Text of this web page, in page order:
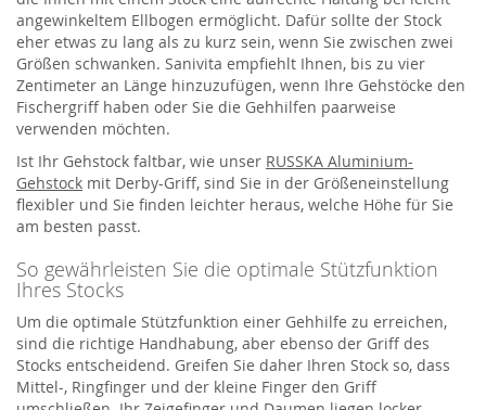
angewinkeltem Ellbogen ermöglicht. Dafür sollte der Stock
eher etwas zu lang als zu kurz sein, wenn Sie zwischen zwei
Größen schwanken. Sanivita empfiehlt Ihnen, bis zu vier
Zentimeter an Länge hinzuzufügen, wenn Ihre Gehstöcke den
Fischergriff haben oder Sie die Gehhilfen paarweise
verwenden möchten.
Ist Ihr Gehstock faltbar, wie unser RUSSKA Aluminium-
Gehstock mit Derby-Griff, sind Sie in der Größeneinstellung
flexibler und Sie finden leichter heraus, welche Höhe für Sie
am besten passt.
So gewährleisten Sie die optimale Stützfunktion
Ihres Stocks
Um die optimale Stützfunktion einer Gehhilfe zu erreichen,
sind die richtige Handhabung, aber ebenso der Griff des
Stocks entscheidend. Greifen Sie daher Ihren Stock so, dass
Mittel-, Ringfinger und der kleine Finger den Griff